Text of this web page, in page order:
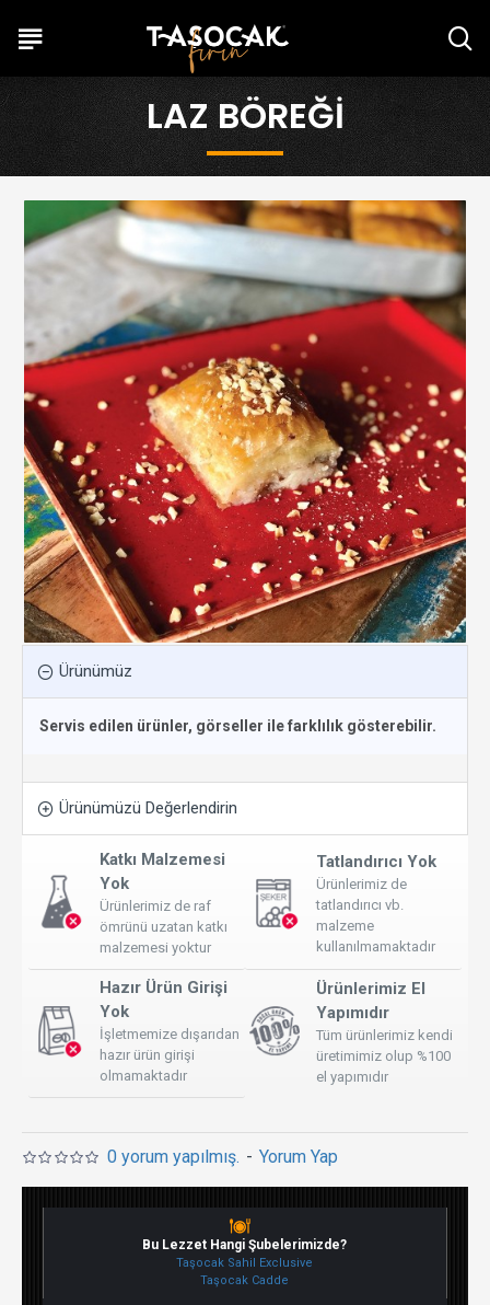
LAZ BÖREĞI
Katkı Malzemesi
Yok
Ürünlerimiz de raf
ömrünü uzatan katkı
malzemesi yoktur
Tatlandırıcı Yok
Ürünlerimiz de
tatlandırıcı vb.
malzeme
kullanılmamaktadır
Hazır Ürün Girişi
Yok
İşletmemize dışarıdan
hazır ürün girişi
olmamaktadır
Ürünlerimiz El
Yapımıdır
Tüm ürünlerimiz kendi
üretimimiz olup %100
el yapımıdır
Ürünümüz
Servis edilen ürünler, görseller ile farklılık gösterebilir.
Ürünümüzü Değerlendirin
0 yorum yapılmış. - Yorum Yap
Bu Lezzet Hangi Şubelerimizde?
Taşocak Sahil Exclusive
Taşocak Cadde